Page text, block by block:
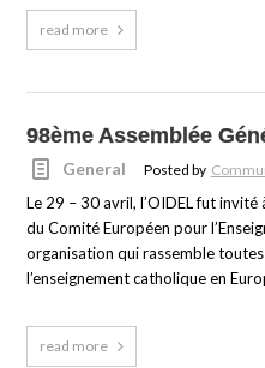
read more
98ème Assemblée
General Posted by
Le 29 – 30 avril, l’OIDEL fut
du Comité Européen pour
organisation qui rassemble
l’enseignement catholique en
read more